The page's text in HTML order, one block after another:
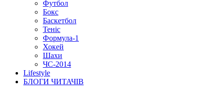
Футбол
Бокс
Баскетбол
Теніс
Формула-1
Хокей
Шахи
ЧС-2014
Lifestyle
БЛОГИ ЧИТАЧІВ